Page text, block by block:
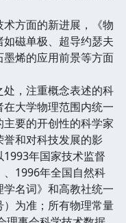
方面的新进展，《物
磁单极、超导约瑟夫
烯的应用前景等方面
，注重概念表述的科
大学物理范围内统一
要的开创性的科学家
和对科技发展的影
年国家技术监督
1996年全国自然科
名词》和高教社统一
为准；所有物理常量